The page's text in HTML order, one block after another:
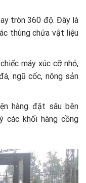
tròn 360 độ. Đây là
thùng chứa vật liệu
máy xúc cỡ nhỏ,
ngũ cốc, nông sản
hàng đặt sâu bên
các khối hàng cồng